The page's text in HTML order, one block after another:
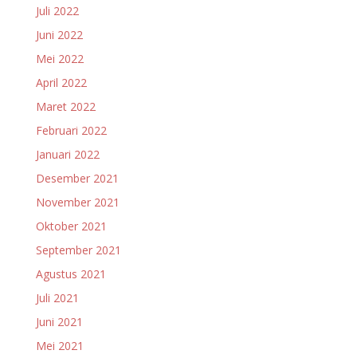
Juli 2022
Juni 2022
Mei 2022
April 2022
Maret 2022
Februari 2022
Januari 2022
Desember 2021
November 2021
Oktober 2021
September 2021
Agustus 2021
Juli 2021
Juni 2021
Mei 2021